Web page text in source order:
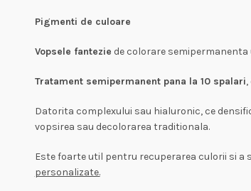
Pigmenti de culoare
Vopsele fantezie de colorare semipermanenta
Tratament semipermanent pana la 10 spalari
Datorita complexului sau hialuronic, ce
vopsirea sau decolorarea traditionala.
Este foarte util pentru recuperarea culorii si a
personalizate.